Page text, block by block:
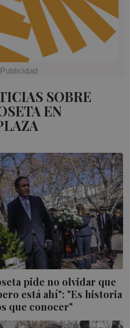
SOBRE
EN
pide no olvidar que
está ahí": "Es historia
que conocer"